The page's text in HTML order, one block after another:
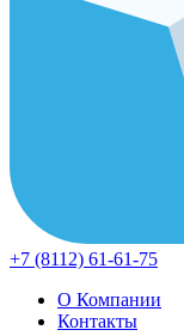
+7 (8112) 61-61-75
О Компании
Контакты